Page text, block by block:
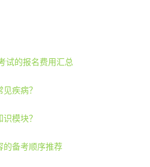
试的报名费用汇总
疾病？
模块？
的备考顺序推荐